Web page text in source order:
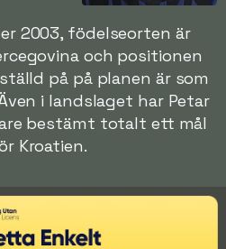
2003, födelseorten är
och positionen
på på planen är som
i landslaget har Petar
bestämt totalt ett mål
Kroatien.